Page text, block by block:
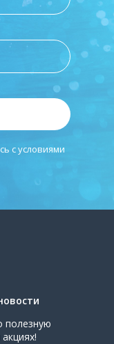
с условиями
полезную